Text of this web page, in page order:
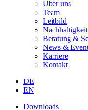
Über uns
Team
Leitbild
Nachhaltigkeit
Beratung &
News &
Karriere
Kontakt
DE
EN
Downloads